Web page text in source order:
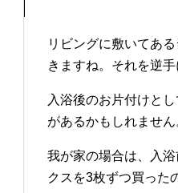
リビングに敷いてあ
きますね。それを逆
入浴後のお片付けと
があるかもしれません
我が家の場合は、入
クスを3枚ずつ買った